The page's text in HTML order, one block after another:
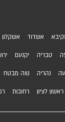
אשדוד אשקלון
טבריה יקנעם
נהריה נווה מבטח
ראשון לציון רחובות